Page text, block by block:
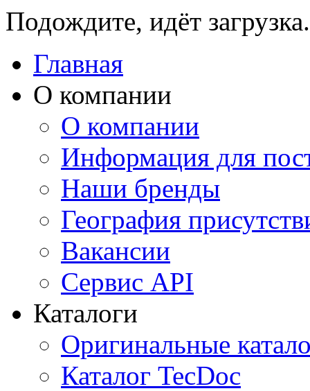
Подождите, идёт
Главная
О компании
О компании
Информация для
Наши бренды
География
Вакансии
Сервис API
Каталоги
Оригинальные
Каталог TecDoc